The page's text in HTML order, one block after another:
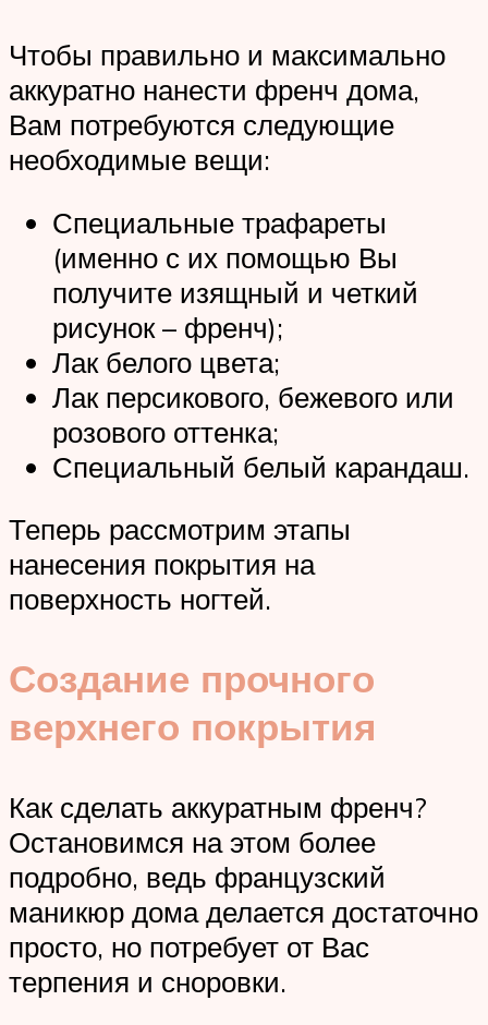
Чтобы правильно и максимально
аккуратно нанести френч дома,
Вам потребуются следующие
необходимые вещи:
Специальные трафареты
(именно с их помощью Вы
получите изящный и четкий
рисунок – френч);
Лак белого цвета;
Лак персикового, бежевого или
розового оттенка;
Специальный белый карандаш.
Теперь рассмотрим этапы
нанесения покрытия на
поверхность ногтей.
Создание прочного
верхнего покрытия
Как сделать аккуратным френч?
Остановимся на этом более
подробно, ведь французский
маникюр дома делается достаточно
просто, но потребует от Вас
терпения и сноровки.